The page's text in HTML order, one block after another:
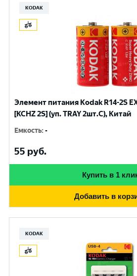
KODAK
Элемент питания Kodak R14-2S
[KCHZ 2S] (уп. TRAY 2шт.C), Китай
Емкость:-
55 руб.
Купить в 1
Добавить в
KODAK